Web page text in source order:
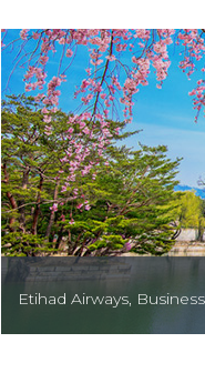
Etihad Airways,